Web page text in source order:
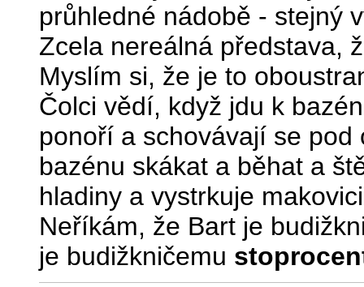
průhledné nádobě - stejný
Zcela nereálná představa,
Myslím si, že je to
Čolci vědí, když jdu k
ponoří a schovávají se
bazénu skákat a běhat a
hladiny a vystrkuje
Neříkám, že Bart je
je budižkničemu